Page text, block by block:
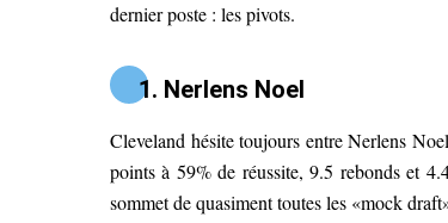
dernier poste : les pivots.
1. Nerlens Noel
Cleveland hésite toujours entre Nerlens
points à 59% de réussite, 9.5 rebonds et
sommet de quasiment toutes les «mock